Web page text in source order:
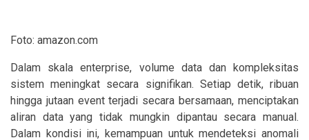
Foto: amazon.com
Dalam skala enterprise, volume data dan kompleksitas
sistem meningkat secara signifikan. Setiap detik, ribuan
hingga jutaan event terjadi secara bersamaan, menciptakan
aliran data yang tidak mungkin dipantau secara manual.
Dalam kondisi ini, kemampuan untuk mendeteksi anomali